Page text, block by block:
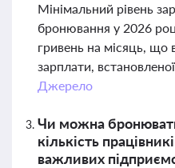
Мінімальний рівень
бронювання у 2026
гривень на місяць, що
зарплати,
Джерело
Чи можна
кількість
важливих